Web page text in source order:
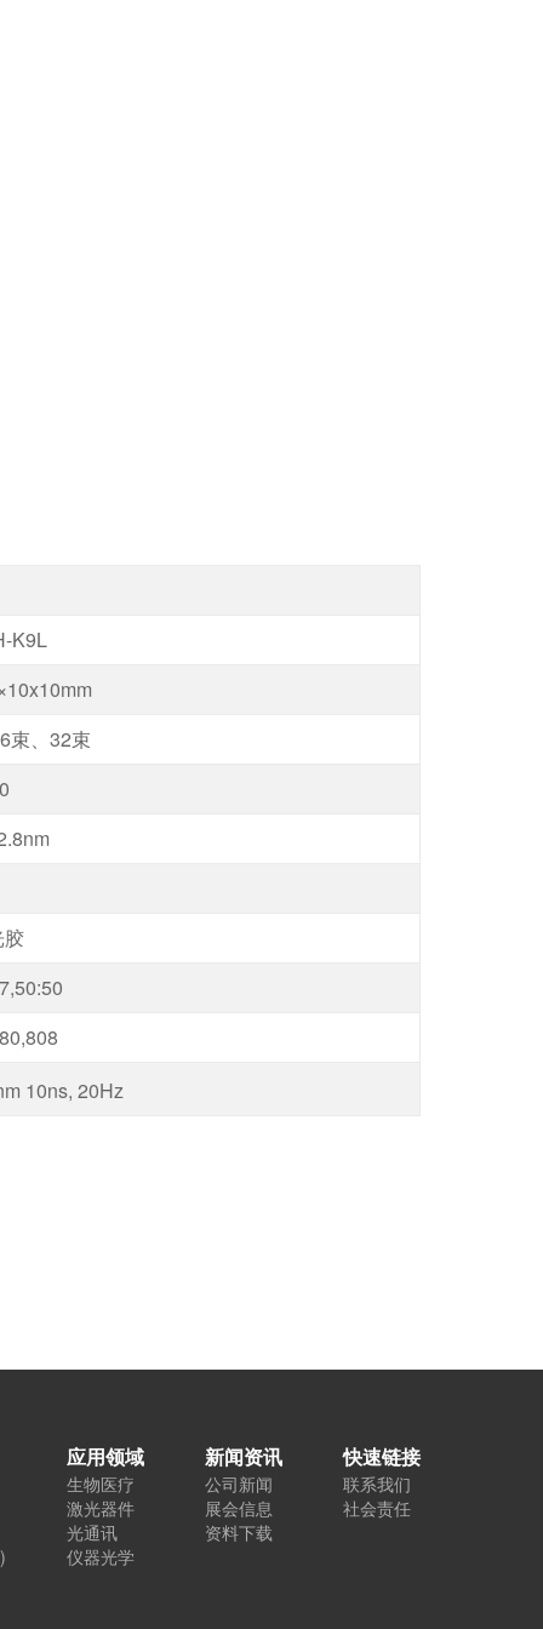
K9L
束、32束
10ns, 20Hz
应用领域
生物医疗
激光器件
光通讯
仪器光学
新闻资讯
公司新闻
展会信息
资料下载
快速链接
联系我们
社会责任